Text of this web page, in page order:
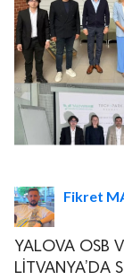
Fikret
YALOVA OSB
LİTVANYA’DA